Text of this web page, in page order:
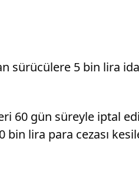
5 bin lira
60 gün süreyle iptal
lira para cezası